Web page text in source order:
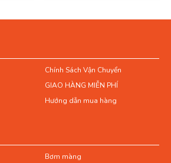
Chính Sách Vận Chuyển
GIAO HÀNG MIỄN PHÍ
Hướng dẫn mua hàng
Bơm màng